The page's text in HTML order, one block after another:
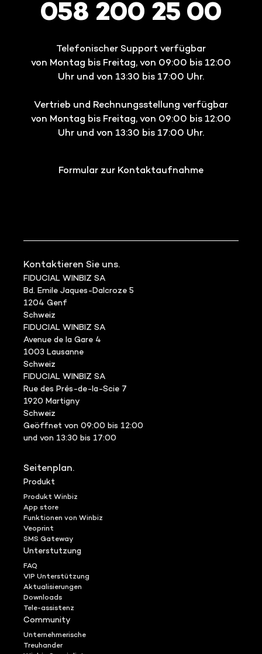
058 200 25 00
Telefonischer Support verfügbar
von Montag bis Freitag, von 09:00 bis 12:00
Uhr und von 13:30 bis 17:00 Uhr.
Vertrieb und Rechnungsstellung verfügbar
von Montag bis Freitag, von 09:00 bis 12:00
Uhr und von 13:30 bis 17:00 Uhr.
Formular zur Kontaktaufnahme
Kontaktieren Sie uns.
FIDUCIAL WINBIZ SA
Bd. Emile Jaques-Dalcroze 5
1204 Genf
Schweiz
FIDUCIAL WINBIZ SA
Avenue de la Gare 4
1003 Lausanne
Schweiz
FIDUCIAL WINBIZ SA
Rue des Prés-de-la-Scie 7
1920 Martigny
Schweiz
Geöffnet von 09:00 bis 12:00
und von 13:30 bis 17:00
Seitenplan.
Produkt
Produkt Winbiz
App store
Funktionen von Winbiz
Veoprint
SMS Gateway
Unterstutzung
FAQ
VIP Unterstützung
Aktualisierungen
Downloads
Tele-assistenz
Community
Unternehmerische
Treuhander